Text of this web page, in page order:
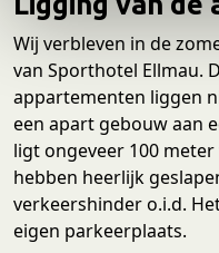
eWij verbleven in de
van Sporthotel Ellmau.
appartementen liggen
een apart gebouw aan
ligt ongeveer 100
hebben heerlijk
verkeershinder o.i.d.
eigen parkeerplaats.